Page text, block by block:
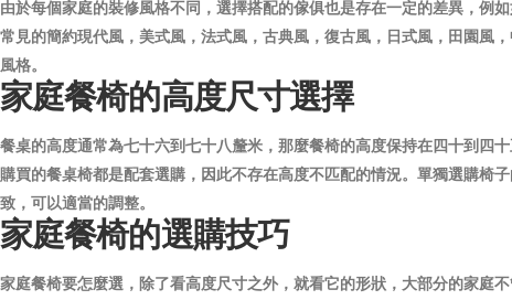
由於每個家庭的裝修風格不同，選擇搭配的傢俱也是存在一定的差異，例
常見的簡約現代風，美式風，法式風，古典風，復古風，日式風，田園風
風格。
家庭餐椅的高度尺寸選擇
餐桌的高度通常為七十六到七十八釐米，那麼餐椅的高度保持在四十到四
購買的餐桌椅都是配套選購，因此不存在高度不匹配的情況。單獨選購椅
致，可以適當的調整。
家庭餐椅的選購技巧
家庭餐椅要怎麼選，除了看高度尺寸之外，就看它的形狀，大部分的家庭